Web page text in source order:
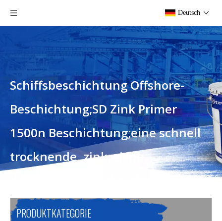
Deutsch
Schiffsbeschichtung Offshore-
Beschichtung;SD Zink Primer
1500n Beschichtung;eine schnell
trocknende, zinkreiche
Korrosionsschutzbeschichtung
Sie sind hier: Heim » Produkte » Schiffsbeschichtung
Offshore-Beschichtung;SD Zink Primer 1500n Beschichtung;eine
PRODUKTKATEGORIE